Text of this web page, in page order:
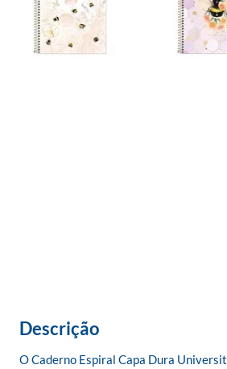
Descrição
O Caderno Espiral Capa Dura